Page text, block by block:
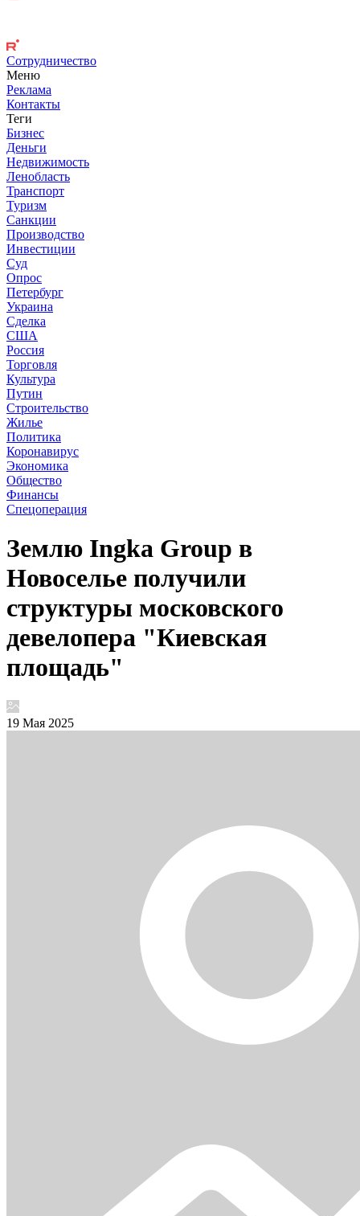
Сотрудничество
Меню
Реклама
Контакты
Теги
Бизнес
Деньги
Недвижимость
Ленобласть
Транспорт
Туризм
Санкции
Производство
Инвестиции
Суд
Опрос
Петербург
Украина
Сделка
США
Россия
Торговля
Культура
Путин
Строительство
Жилье
Политика
Коронавирус
Экономика
Общество
Финансы
Спецоперация
Землю Ingka Group в
Новоселье получили
структуры московского
девелопера "Киевская
площадь"
19 Мая 2025